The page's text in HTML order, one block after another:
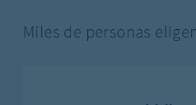
Miles de personas